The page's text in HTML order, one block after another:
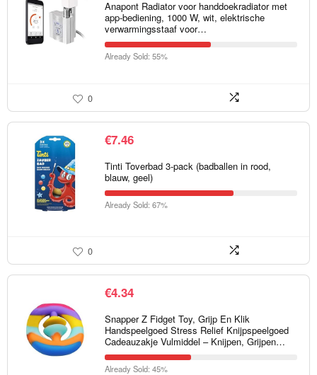
Anapont Radiator voor handdoekradiator met
app-bediening, 1000 W, wit, elektrische
verwarmingsstaaf voor…
Already Sold: 55%
0
€7.46
Tinti Toverbad 3-pack (badballen in rood,
blauw, geel)
Already Sold: 67%
0
€4.34
Snapper Z Fidget Toy, Grijp En Klik
Handspeelgoed Stress Relief Knijpspeelgoed
Cadeauzakje Vulmiddel – Knijpen, Grijpen…
Already Sold: 45%